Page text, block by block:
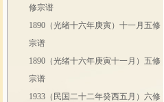
修宗谱
1890（光绪十六年庚寅）十一月五修
宗谱
1890（光绪十六年庚寅十一月）五修
宗谱
1933（民国二十二年癸西五月）六修